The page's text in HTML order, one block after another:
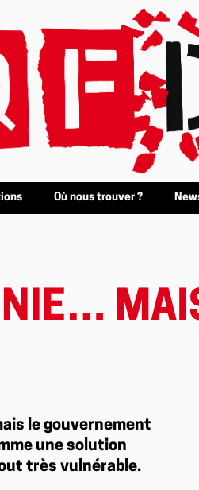
Où nous trouver ?
le gouvernement
une solution
très vulnérable.